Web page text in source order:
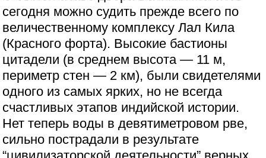
сегодня можно судить прежде всего по
величественному комплексу Лал Кила
(Красного форта). Высокие бастионы
цитадели (в среднем высота — 11 м,
периметр стен — 2 км), были свидетелями
одного из самых ярких, но не всегда
счастливых этапов индийской истории.
Нет теперь воды в девятиметровом рве,
сильно пострадали в результате